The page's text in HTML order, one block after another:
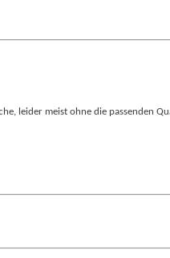
leider meist ohne die passenden